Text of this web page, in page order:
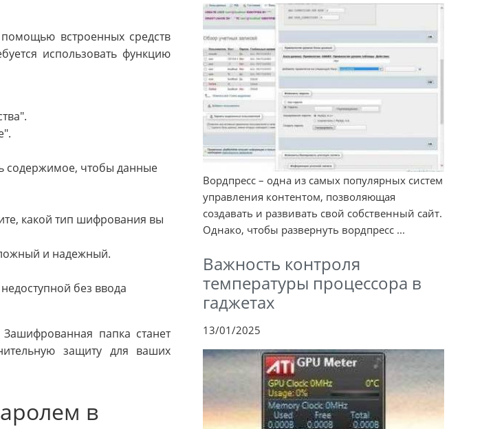
встроенных средств
использовать функцию
содержимое, чтобы данные
какой тип шифрования вы
и надежный.
без ввода
папка станет
защиту для ваших
в
Вордпресс – одна из самых популярных систем
управления контентом, позволяющая
создавать и развивать свой собственный сайт.
Однако, чтобы развернуть вордпресс ...
Важность контроля
температуры процессора в
гаджетах
13/01/2025